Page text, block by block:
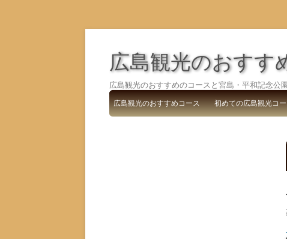
広島観光のおすす
広島観光のおすすめのコースと宮島・平和記念公
広島観光のおすすめコース 初めての広島観光コ